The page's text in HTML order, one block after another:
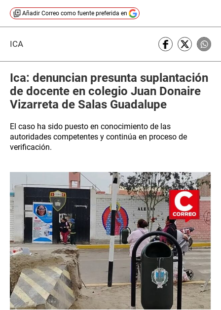
Añadir Correo como fuente preferida en
ICA
Ica: denuncian presunta suplantación
de docente en colegio Juan Donaire
Vizarreta de Salas Guadalupe
El caso ha sido puesto en conocimiento de las
autoridades competentes y continúa en proceso de
verificación.